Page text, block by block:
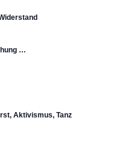
…
Aktivismus, Tanz